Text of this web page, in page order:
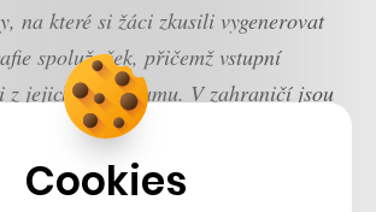
na které si žáci zkusili vygenerovat
spolužaček, přičemž vstupní
z jejich Instagramu. V zahraničí jsou
desítky. Lze ale
i v této oblasti dojde k nárůstu,“
profesor Kamil Kopecký, který
Cookies